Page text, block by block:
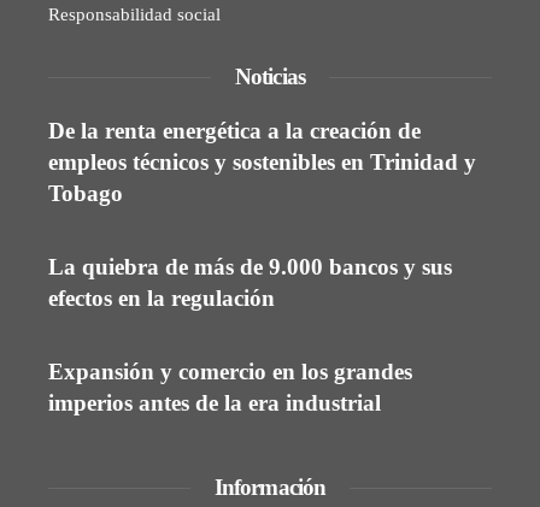
Responsabilidad social
Noticias
De la renta energética a la creación de
empleos técnicos y sostenibles en Trinidad y
Tobago
La quiebra de más de 9.000 bancos y sus
efectos en la regulación
Expansión y comercio en los grandes
imperios antes de la era industrial
Información